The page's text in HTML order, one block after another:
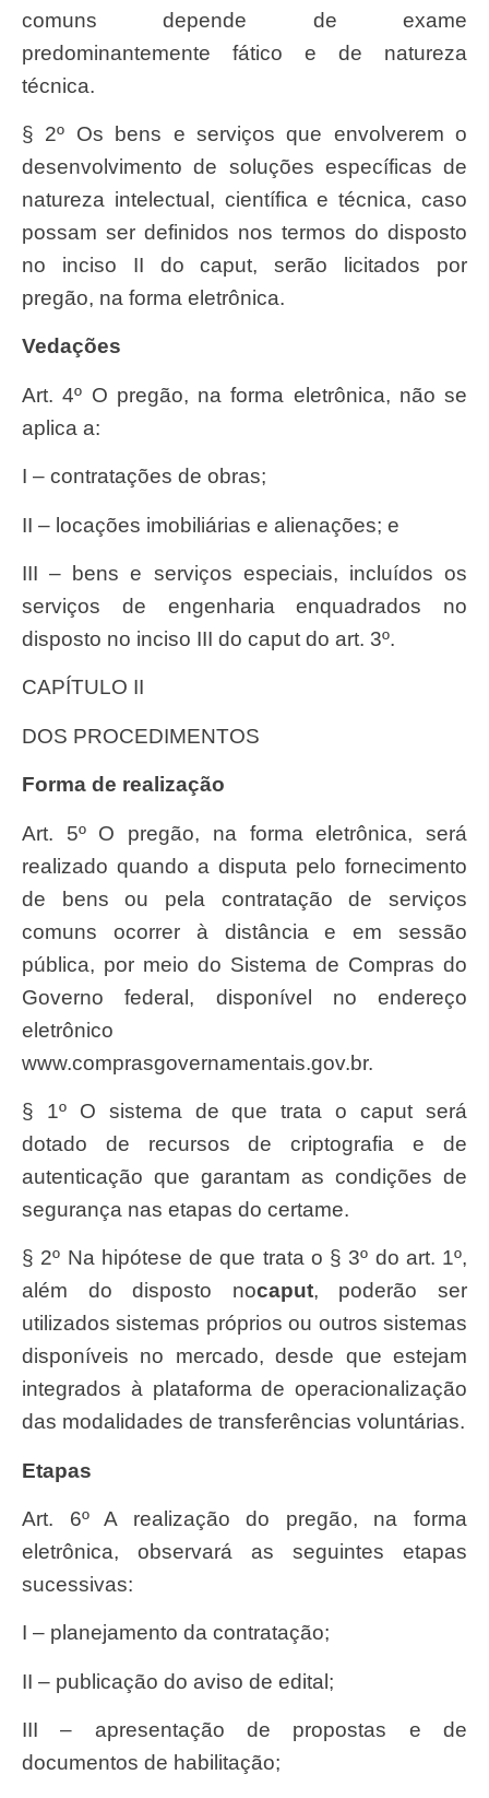
comuns depende de exame
predominantemente fático e de natureza
técnica.
§ 2º Os bens e serviços que envolverem o
desenvolvimento de soluções específicas de
natureza intelectual, científica e técnica, caso
possam ser definidos nos termos do disposto
no inciso II do caput, serão licitados por
pregão, na forma eletrônica.
Vedações
Art. 4º O pregão, na forma eletrônica, não se
aplica a:
I – contratações de obras;
II – locações imobiliárias e alienações; e
III – bens e serviços especiais, incluídos os
serviços de engenharia enquadrados no
disposto no inciso III do caput do art. 3º.
CAPÍTULO II
DOS PROCEDIMENTOS
Forma de realização
Art. 5º O pregão, na forma eletrônica, será
realizado quando a disputa pelo fornecimento
de bens ou pela contratação de serviços
comuns ocorrer à distância e em sessão
pública, por meio do Sistema de Compras do
Governo federal, disponível no endereço
eletrônico
www.comprasgovernamentais.gov.br.
§ 1º O sistema de que trata o caput será
dotado de recursos de criptografia e de
autenticação que garantam as condições de
segurança nas etapas do certame.
§ 2º Na hipótese de que trata o § 3º do art. 1º,
além do disposto no caput, poderão ser
utilizados sistemas próprios ou outros sistemas
disponíveis no mercado, desde que estejam
integrados à plataforma de operacionalização
das modalidades de transferências voluntárias.
Etapas
Art. 6º A realização do pregão, na forma
eletrônica, observará as seguintes etapas
sucessivas:
I – planejamento da contratação;
II – publicação do aviso de edital;
III – apresentação de propostas e de
documentos de habilitação;